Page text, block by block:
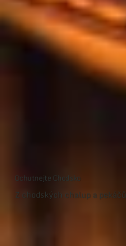
Ochutnejte Chodsko
Z chodských chalup a pekáčů